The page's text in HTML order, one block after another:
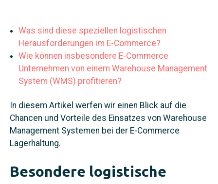
Was sind diese speziellen logistischen
Herausforderungen im E‑Commerce?
Wie können insbesondere E‑Commerce
Unternehmen von einem Warehouse Management
System (WMS) profitieren?
In diesem Artikel werfen wir einen Blick auf die
Chancen und Vorteile des Einsatzes von Warehouse
Management Systemen bei der E‑Commerce
Lagerhaltung.
Besondere logistische